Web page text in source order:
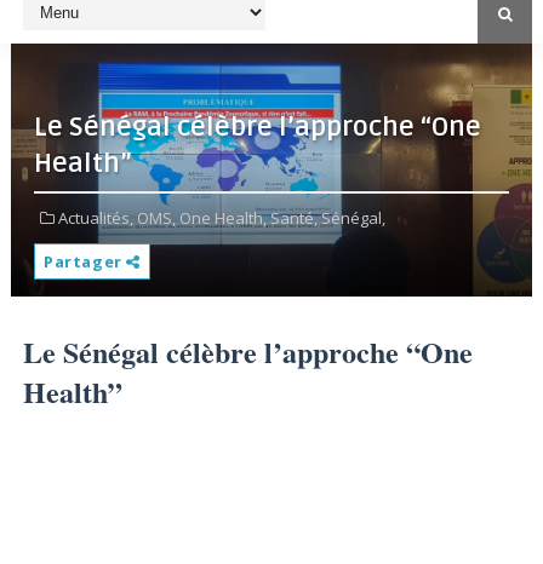
Le Sénégal célèbre l’approche “One
Health”
Actualités, OMS, One Health,Santé,Sénégal,
Partager
Le Sénégal célèbre l’approche “One
Health”